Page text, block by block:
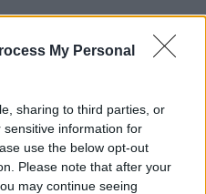
My Personal
sharing to third parties, or
information for
use the below opt-out
Please note that after your
may continue seeing